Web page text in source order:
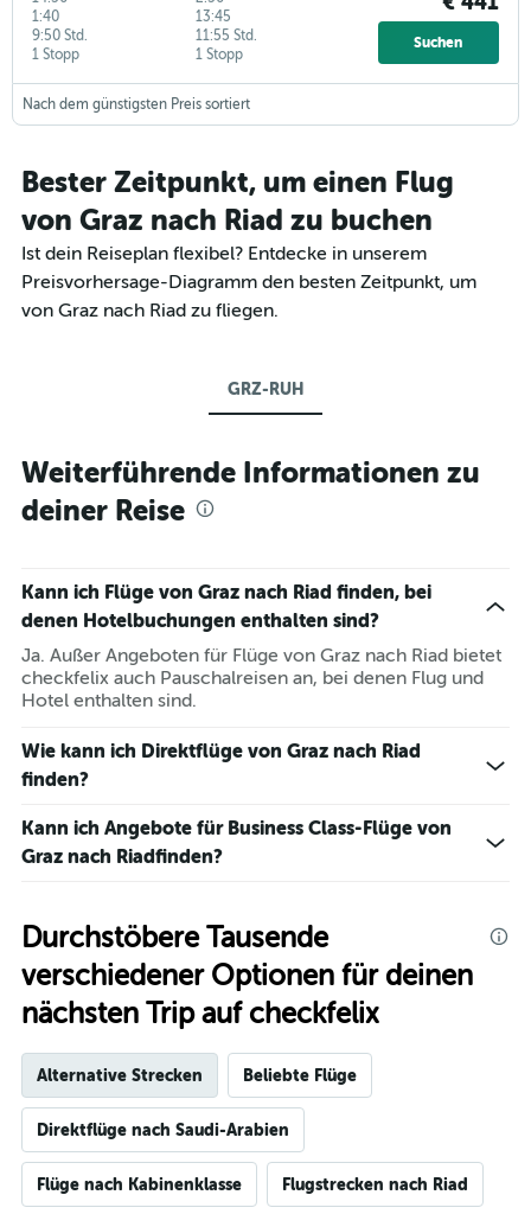
1:40
1 Stopp
9:50 Std.
13:45
1 Stopp
11:55 Std. Suchen
Nach dem günstigsten Preis sortiert
Bester Zeitpunkt, um einen Flug
von Graz nach Riad zu buchen
Ist dein Reiseplan flexibel? Entdecke in unserem
Preisvorhersage-Diagramm den besten Zeitpunkt, um
von Graz nach Riad zu fliegen.
GRZ-RUH
Weiterführende Informationen zu
deiner Reise
Kann ich Flüge von Graz nach Riad finden, bei
denen Hotelbuchungen enthalten sind?
Ja. Außer Angeboten für Flüge von Graz nach Riad bietet
checkfelix auch Pauschalreisen an, bei denen Flug und
Hotel enthalten sind.
Wie kann ich Direktflüge von Graz nach Riad
finden?
Kann ich Angebote für Business Class-Flüge von
Graz nach Riadfinden?
Durchstöbere Tausende
verschiedener Optionen für deinen
nächsten Trip auf checkfelix
Alternative Strecken Beliebte Flüge
Direktflüge nach Saudi-Arabien
Flüge nach Kabinenklasse Flugstrecken nach Riad